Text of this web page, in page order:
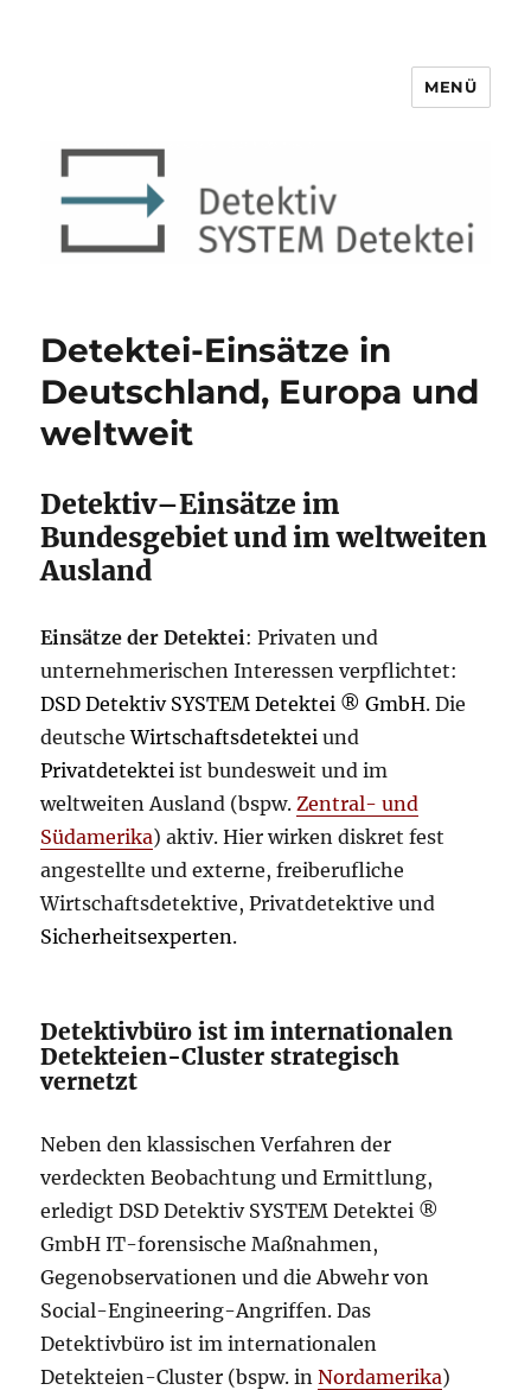
Detektiv SYSTEM Detektei ®
MENÜ
Detektei-Einsätze in
Deutschland, Europa und
weltweit
Detektiv–Einsätze im
Bundesgebiet und im weltweiten
Ausland
Einsätze der Detektei: Privaten und
unternehmerischen Interessen verpflichtet:
DSD Detektiv SYSTEM Detektei ® GmbH. Die
deutscheWirtschaftsdetektei und
Privatdetektei ist bundesweit und im
weltweiten Ausland (bspw. Zentral- und
Südamerika) aktiv. Hier wirken diskret fest
angestellte und externe, freiberufliche
Wirtschaftsdetektive, Privatdetektive und
Sicherheitsexperten.
Detektivbüro ist im internationalen
Detekteien-Cluster strategisch
vernetzt
Neben den klassischen Verfahren der
verdeckten Beobachtung und Ermittlung,
erledigt DSD Detektiv SYSTEM Detektei ®
GmbH IT-forensische Maßnahmen,
Gegenobservationen und die Abwehr von
Social-Engineering-Angriffen. Das
Detektivbüro ist im internationalen
Detekteien-Cluster (bspw. inNordamerika)